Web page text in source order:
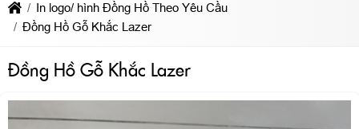
In logo/ hình Đồng Hồ Theo Yêu Cầu
Đồng Hồ Gỗ Khắc Lazer
Đồng Hồ Gỗ Khắc Lazer